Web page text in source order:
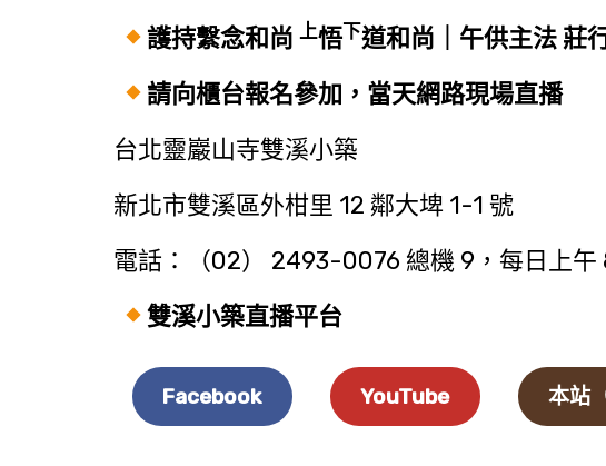
護持繫念和尚上悟下道和尚｜午供主法 莊
請向櫃台報名參加，當天網路現場直播
台北靈巖山寺雙溪小築
新北市雙溪區外柑里 12 鄰大埤 1-1 號
電話：（02） 2493-0076 總機 9，每日上午
雙溪小築直播平台
Facebook YouTube 本站